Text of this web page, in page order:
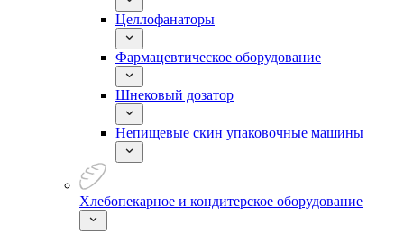
Целлофанаторы
Фармацевтическое оборудование
Шнековый дозатор
Непищевые скин упаковочные машины
Хлебопекарное и кондитерское оборудование